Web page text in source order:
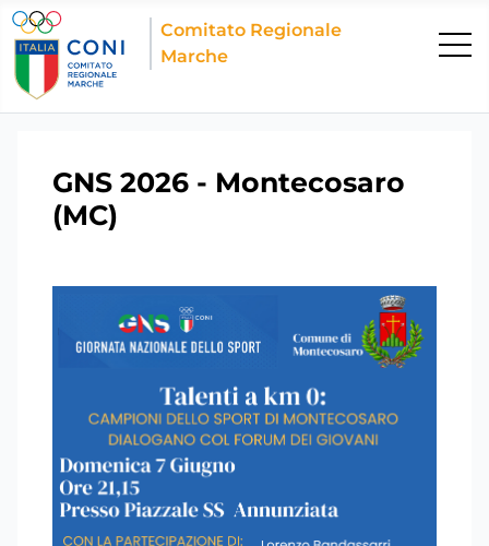
Comitato Regionale
Marche
GNS 2026 - Montecosaro
(MC)